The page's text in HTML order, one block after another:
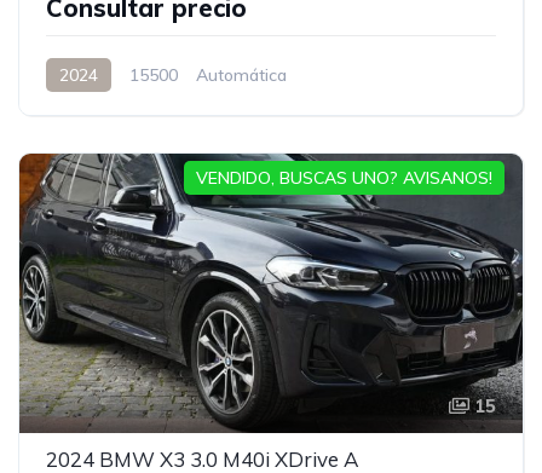
Consultar precio
2024 15500 Automática
15
2024 BMW X3 3.0 M40i XDrive A
VENDIDO, BUSCAS UNO? AVISANOS!